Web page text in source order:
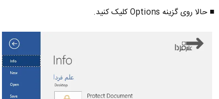
■ حالا روی گزینه Options کلیک کنید.